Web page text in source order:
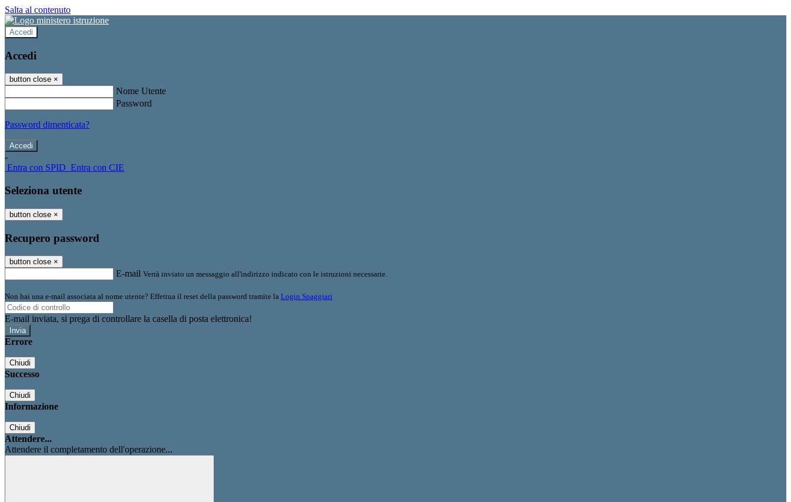
Salta al contenuto
Accedi
Accedi
button close ×
Nome Utente
Password
Password dimenticata?
-
Entra con SPID Entra con CIE
Seleziona utente
button close ×
Recupero password
button close ×
E-mail Verrà inviato un messaggio all'indirizzo indicato con le istruzioni necessarie.
Non hai una e-mail associata al nome utente? Effettua il reset della password tramite la Login Spaggiari
E-mail inviata, si prega di controllare la casella di posta elettronica!
Errore
Chiudi
Successo
Chiudi
Informazione
Chiudi
Attendere...
Attendere il completamento dell'operazione...